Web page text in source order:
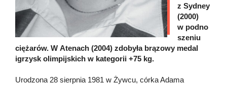
z Sydney
(2000)
w podno
szeniu
ciężarów. W Atenach (2004) zdobyła brązowy medal
igrzysk olimpijskich w kategorii +75 kg.
Urodzona 28 sierpnia 1981 w Żywcu, córka Adama